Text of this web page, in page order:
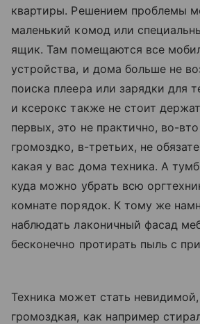
квартиры. Решением проблемы
маленький комод или
ящик. Там помещаются все
устройства, и дома больше не
поиска плеера или зарядки для
и ксерокс также не стоит
первых, это не практично, во-
громоздко, в-третьих, не
какая у вас дома техника. А
куда можно убрать всю
комнате порядок. К тому же
наблюдать лаконичный фасад
бесконечно протирать пыль с
Техника может стать
громоздкая, как например